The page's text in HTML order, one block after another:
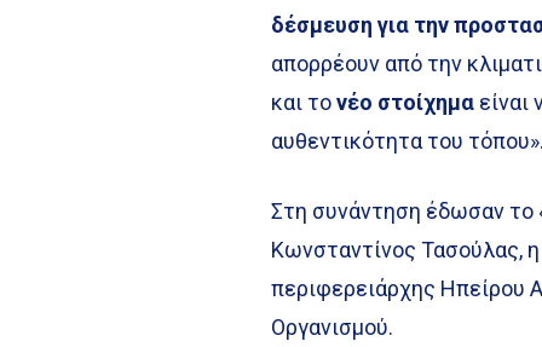
δέσμευση για την
απορρέουν από την
και τονέο στοίχημα
αυθεντικότητα του
Στη συνάντηση έδωσαν
Κωνσταντίνος Τασούλας,
περιφερειάρχης Ηπείρου
Οργανισμού.